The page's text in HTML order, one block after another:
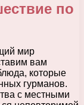
по
мир
вам
которые
гурманов.
с местными